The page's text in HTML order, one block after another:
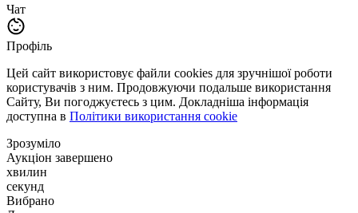
Чат
Профіль
Цей сайт використовує файли cookies для зручнішої роботи
користувачів з ним. Продовжуючи подальше використання
Сайту, Ви погоджуєтесь з цим. Докладніша інформація
доступна в Політики використання cookie
Зрозуміло
Аукціон завершено
хвилин
секунд
Вибрано